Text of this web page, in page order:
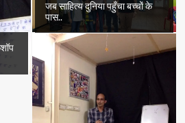
जब साहित्य दुनिया पहुँचा बच्चों के
पास..